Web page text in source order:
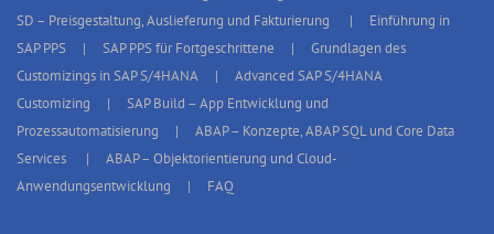
SD – Preisgestaltung, Auslieferung und Fakturierung
Einführung in
SAP PPS
SAP PPS für Fortgeschrittene
Grundlagen des
Customizings in SAP S/4HANA
Advanced SAP S/4HANA
Customizing
SAP Build – App Entwicklung und
Prozessautomatisierung
ABAP – Konzepte, ABAP SQL und Core Data
Services
ABAP – Objektorientierung und Cloud-
Anwendungsentwicklung
FAQ